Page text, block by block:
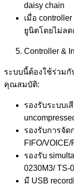
daisy chain
เมื่อ
ยูนิตโดยไม่ล
Controller &
ระบบนี้ต้องใช้ร่วมกั
คุณสมบัติ:
รองรับระบบเ
รองรับการจั
FIFO/
รองรับ
0230M3/ TS-
มี USB